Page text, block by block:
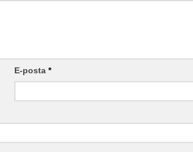
E-posta *